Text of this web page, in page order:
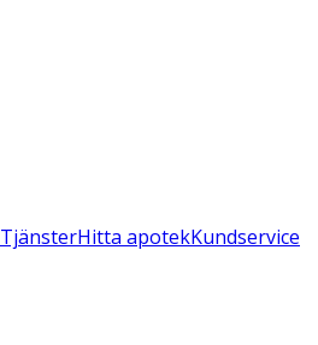
TjänsterHitta apotekKundservice